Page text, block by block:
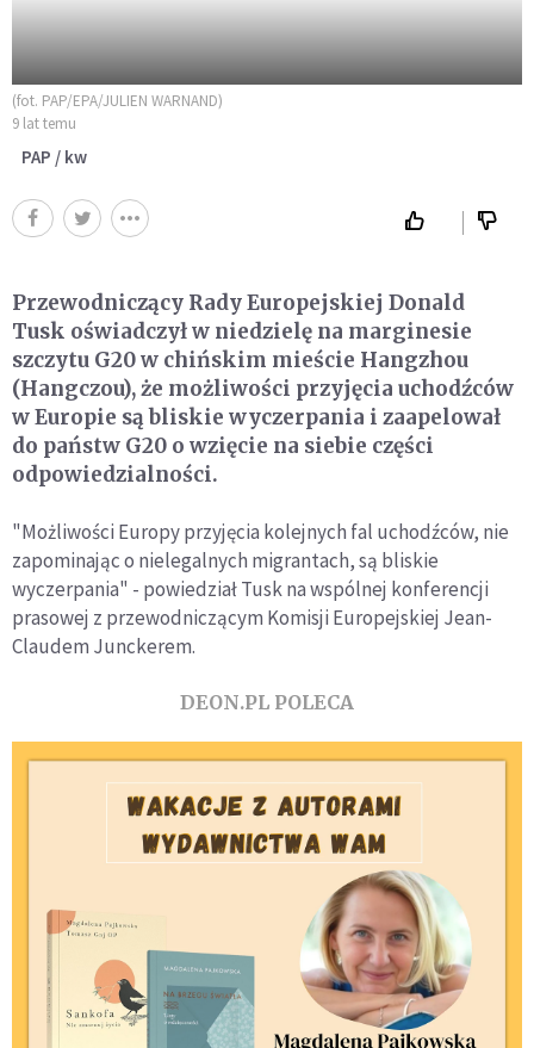
(fot. PAP/EPA/JULIEN WARNAND)
9 lat temu
PAP / kw
Przewodniczący Rady Europejskiej Donald
Tusk oświadczył w niedzielę na marginesie
szczytu G20 w chińskim mieście Hangzhou
(Hangczou), że możliwości przyjęcia uchodźców
w Europie są bliskie wyczerpania i zaapelował
do państw G20 o wzięcie na siebie części
odpowiedzialności.
"Możliwości Europy przyjęcia kolejnych fal uchodźców, nie
zapominając o nielegalnych migrantach, są bliskie
wyczerpania" - powiedział Tusk na wspólnej konferencji
prasowej z przewodniczącym Komisji Europejskiej Jean-
Claudem Junckerem.
DEON.PL POLECA